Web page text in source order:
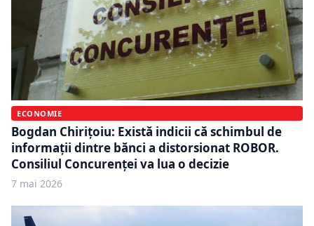
ECONOMIE
Bogdan Chirițoiu: Există indicii că schimbul de
informații dintre bănci a distorsionat ROBOR.
Consiliul Concurenței va lua o decizie
7 mai 2026